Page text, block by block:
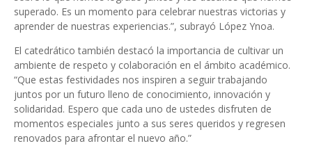
superado. Es un momento para celebrar nuestras victorias y
aprender de nuestras experiencias.”, subrayó López Ynoa.
El catedrático también destacó la importancia de cultivar un
ambiente de respeto y colaboración en el ámbito académico.
“Que estas festividades nos inspiren a seguir trabajando
juntos por un futuro lleno de conocimiento, innovación y
solidaridad. Espero que cada uno de ustedes disfruten de
momentos especiales junto a sus seres queridos y regresen
renovados para afrontar el nuevo año.”